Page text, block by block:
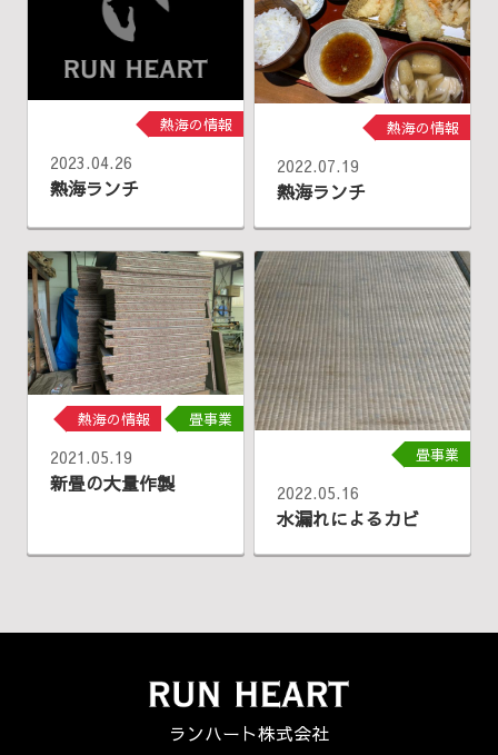
熱海の情報
2023.04.26
熱海ランチ
熱海の情報
2022.07.19
熱海ランチ
熱海の情報 畳事業
2021.05.19
新畳の大量作製
畳事業
2022.05.16
水漏れによるカビ
ランハート株式会社